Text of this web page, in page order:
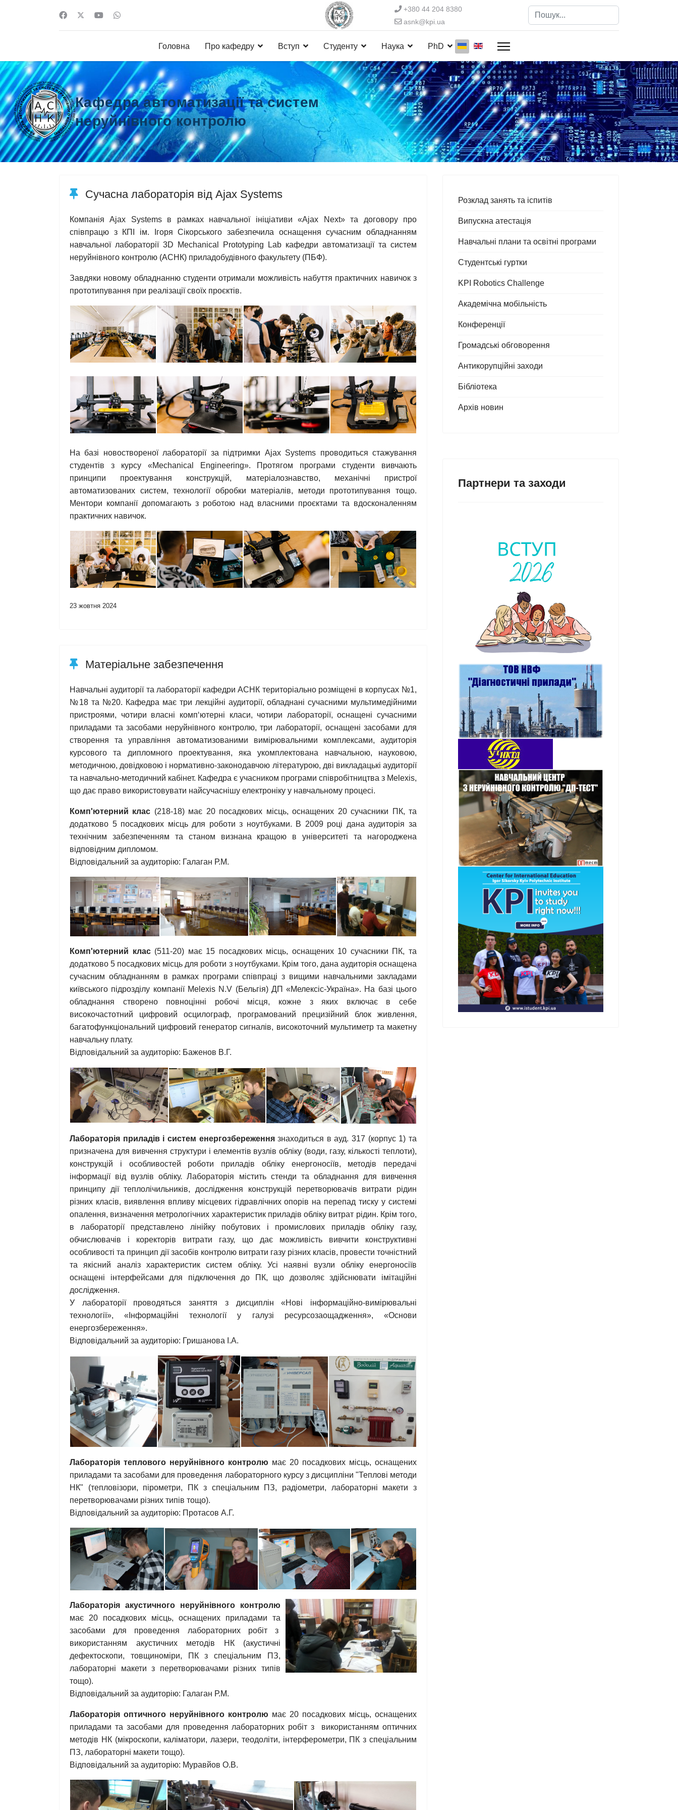
+380 44 204 8380
asnk@kpi.ua
Пошук
Type 2 or more characters for results.
Головна
Про кафедру Вступ Студенту Наука PhD
Кафедра автоматизації та систем
неруйнівного контролю
Сучасна лабораторія від Ajax Systems
Компанія Ajax Systems в рамках навчальної ініціативи «Ajax Next» та договору про
співпрацю з КПІ ім. Ігоря Сікорського забезпечила оснащення сучасним обладнанням
навчальної лабораторії 3D Mechanical Prototyping Lab кафедри автоматизації та систем
неруйнівного контролю (АСНК) приладобудівного факультету (ПБФ).
Завдяки новому обладнанню студенти отримали можливість набуття практичних навичок з
прототипування при реалізації своїх проєктів.
На базі новоствореної лабораторії за підтримки Ajax Systems проводиться стажування
студентів з курсу «Mechanical Engineering». Протягом програми студенти вивчають
принципи проектування конструкцій, матеріалознавство, механічні пристрої
автоматизованих систем, технології обробки матеріалів, методи прототипування тощо.
Ментори компанії допомагають з роботою над власними проєктами та вдосконаленням
практичних навичок.
23 жовтня 2024
Матеріальне забезпечення
Навчальні аудиторії та лабораторії кафедри АСНК територіально розміщені в корпусах №1,
№18 та №20. Кафедра має три лекційні аудиторії, обладнані сучасними мультимедійними
пристроями, чотири власні комп‘ютерні класи, чотири лабораторії, оснащені сучасними
приладами та засобами неруйнівного контролю, три лабораторії, оснащені засобами для
створення та управління автоматизованими вимірювальними комплексами, аудиторія
курсового та дипломного проектування, яка укомплектована навчальною, науковою,
методичною, довідковою і нормативно-законодавчою літературою, дві викладацькі аудиторії
та навчально-методичний кабінет. Кафедра є учасником програми співробітництва з Melexis,
що дає право використовувати найсучаснішу електроніку у навчальному процесі.
Комп'ютерний клас (218-18) має 20 посадкових місць, оснащених 20 сучасники ПК, та
додатково 5 посадкових місць для роботи з ноутбуками. В 2009 році дана аудиторія за
технічним забезпеченням та станом визнана кращою в університеті та нагороджена
відповідним дипломом.
Відповідальний за аудиторію: Галаган Р.М.
Комп'ютерний клас(511-20) має 15 посадкових місць, оснащених 10 сучасники ПК, та
додатково 5 посадкових місць для роботи з ноутбуками. Крім того, дана аудиторія оснащена
сучасним обладнанням в рамках програми співпраці з вищими навчальними закладами
київського підрозділу компанії Melexis N.V (Бельгія) ДП «Мелексіс-Україна». На базі цього
обладнання створено повноцінні робочі місця, кожне з яких включає в себе
високочастотний цифровий осцилограф, програмований прецизійний блок живлення,
багатофункціональний цифровий генератор сигналів, високоточний мультиметр та макетну
навчальну плату.
Відповідальний за аудиторію: Баженов В.Г.
Лабораторія приладів і систем енергозбереженнязнаходиться в ауд. 317 (корпус 1) та
призначена для вивчення структури і елементів вузлів обліку (води, газу, кількості теплоти),
конструкцій і особливостей роботи приладів обліку енергоносіїв, методів передачі
інформації від вузлів обліку. Лабораторія містить стенди та обладнання для вивчення
принципу дії теплолічильників, дослідження конструкцій перетворювачів витрати рідин
різних класів, виявлення впливу місцевих гідравлічних опорів на перепад тиску у системі
опалення, визначення метрологічних характеристик приладів обліку витрат рідин. Крім того,
в лабораторії представлено лінійку побутових і промислових приладів обліку газу,
обчислювачів і коректорів витрати газу, що дає можливість вивчити конструктивні
особливості та принцип дії засобів контролю витрати газу різних класів, провести точністний
та якісний аналіз характеристик систем обліку. Усі наявні вузли обліку енергоносіїв
оснащені інтерфейсами для підключення до ПК, що дозволяє здійснювати імітаційні
дослідження.
У лабораторії проводяться заняття з дисциплін «Нові інформаційно-вимірювальні
технології», «Інформаційні технології у галузі ресурсозаощадження», «Основи
енергозбереження».
Відповідальний за аудиторію: Гришанова І.А.
Лабораторія теплового неруйнівного контролю має 20 посадкових місць, оснащених
приладами та засобами для проведення лабораторного курсу з дисципліни "Теплові методи
НК" (тепловізори, пірометри, ПК з спеціальним ПЗ, радіометри, лабораторні макети з
перетворювачами різних типів тощо).
Відповідальний за аудиторію: Протасов А.Г.
Лабораторія акустичного неруйнівного контролю
має 20 посадкових місць, оснащених приладами та
засобами для проведення лабораторних робіт з
використанням акустичних методів НК (акустичні
дефектоскопи, товщиноміри, ПК з спеціальним ПЗ,
лабораторні макети з перетворювачами різних типів
тощо).
Відповідальний за аудиторію: Галаган Р.М.
Лабораторія оптичного неруйнівного контролю має 20 посадкових місць, оснащених
приладами та засобами для проведення лабораторних робіт з використанням оптичних
методів НК (мікроскопи, каліматори, лазери, теодоліти, інтерферометри, ПК з спеціальним
ПЗ, лабораторні макети тощо).
Відповідальний за аудиторію: Муравйов О.В.
Розклад занять та іспитів
Випускна атестація
Навчальні плани та освітні програми
Студентські гуртки
KPI Robotics Challenge
Академічна мобільність
Конференції
Громадські обговорення
Антикорупційні заходи
Бібліотека
Архів новин
Партнери та заходи